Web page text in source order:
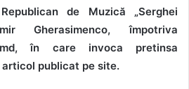
de Muzică „Serghei
Gherasimenco, împotriva
în care invoca pretinsa
publicat pe site.